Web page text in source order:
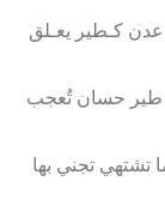
كـطير يعـلق
طير حسان تُعجب
تشتهي تجني بها